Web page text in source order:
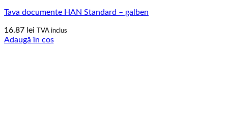
Tava documente HAN Standard – galben
16.87 lei TVA inclus
Adaugă în coș